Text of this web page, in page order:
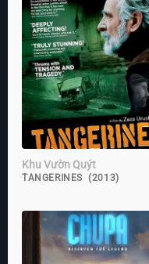
Khu Vườn Quýt
TANGERINES (2013)